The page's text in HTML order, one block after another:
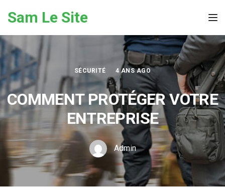
Sam Le Site
SÉCURITÉ 4 ANS AGO
COMMENT PROTÉGER VOTRE
ENTREPRISE
Admin